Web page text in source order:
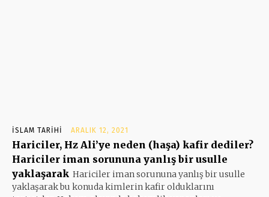
İSLAM TARIHI ARALIK 12, 2021
Hariciler, Hz Ali’ye neden (haşa) kafir dediler?
Hariciler iman sorununa yanlış bir usulle
yaklaşarak Hariciler iman sorununa yanlış bir usulle
yaklaşarak bu konuda kimlerin kafir olduklarını